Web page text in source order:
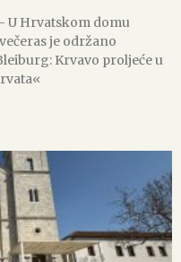
U Hrvatskom domu
je održano
Krvavo proljeće u